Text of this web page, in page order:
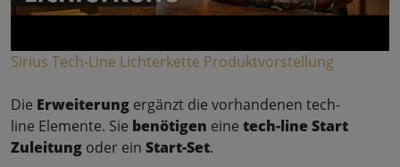
Sirius Tech-Line Lichterkette Produktvorstellung
Die Erweiterung ergänzt die vorhandenen tech-
line Elemente. Sie benötigen eine tech-line Start
Zuleitung oder ein Start-Set.